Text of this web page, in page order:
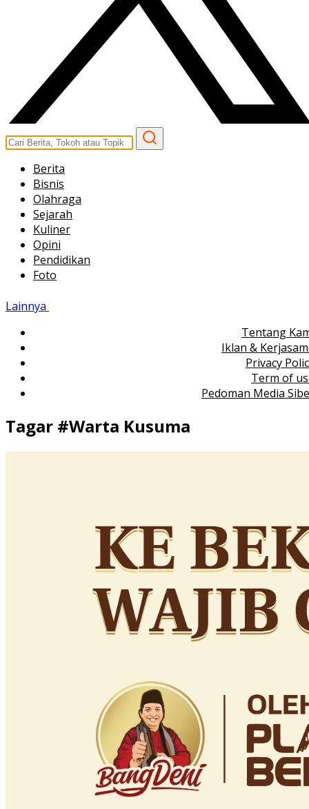
Berita
Bisnis
Olahraga
Sejarah
Kuliner
Opini
Pendidikan
Foto
Lainnya
Tentang
Iklan &
Privacy
Term of
Pedoman Media
Tagar #Warta Kusuma